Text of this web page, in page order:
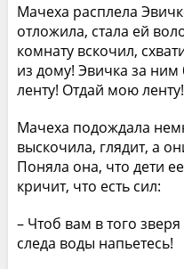
Мачеха расплела
отложила, стала ей
комнату вскочил,
из дому! Эвичка за
ленту! Отдай мою
Мачеха подождала
выскочила, глядит, а
Поняла она, что дети
кричит, что есть сил:
– Чтоб вам в того
следа воды напьетесь!